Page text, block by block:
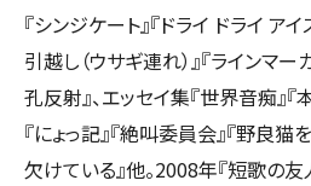
『シンジケート』『ドライ ドライ ア
引越し（ウサギ連れ）』『ラインマー
孔反射』、エッセイ集『世界音痴』
『にょっ記』『絶叫委員会』『野良
欠けている』他。2008年『短歌の